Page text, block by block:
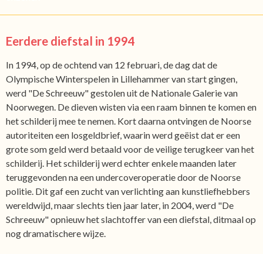
Eerdere diefstal in 1994
In 1994, op de ochtend van 12 februari, de dag dat de
Olympische Winterspelen in Lillehammer van start gingen,
werd "De Schreeuw" gestolen uit de Nationale Galerie van
Noorwegen. De dieven wisten via een raam binnen te komen en
het schilderij mee te nemen. Kort daarna ontvingen de Noorse
autoriteiten een losgeldbrief, waarin werd geëist dat er een
grote som geld werd betaald voor de veilige terugkeer van het
schilderij. Het schilderij werd echter enkele maanden later
teruggevonden na een undercoveroperatie door de Noorse
politie. Dit gaf een zucht van verlichting aan kunstliefhebbers
wereldwijd, maar slechts tien jaar later, in 2004, werd "De
Schreeuw" opnieuw het slachtoffer van een diefstal, ditmaal op
nog dramatischere wijze.